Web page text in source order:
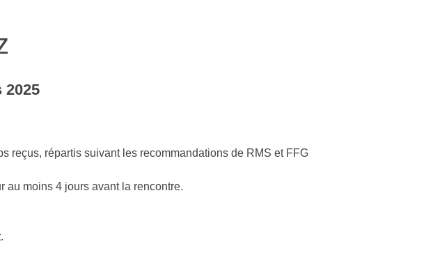
2025
reçus, répartis suivant les recommandations de RMS et FFG
au moins 4 jours avant la rencontre.